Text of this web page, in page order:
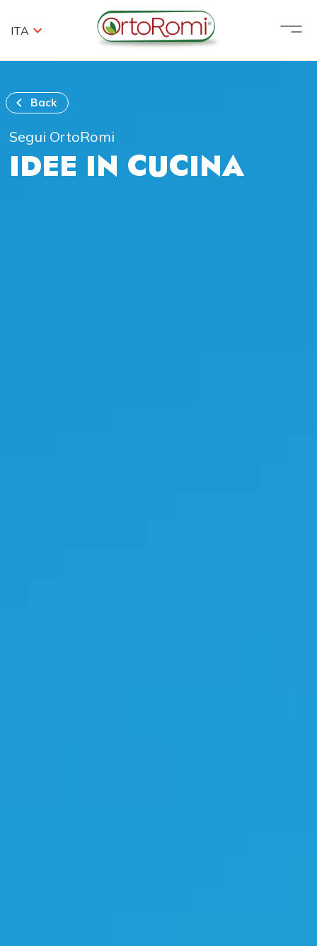
ITA
Back
Segui OrtoRomi
IDEE IN CUCINA